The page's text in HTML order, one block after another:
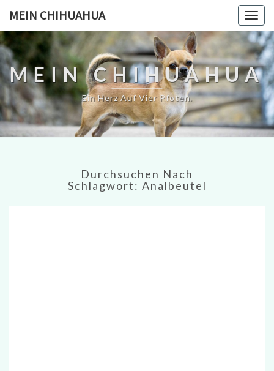
MEIN CHIHUAHUA
MEIN CHIHUAHUA
Ein Herz Auf Vier Pfoten.
Durchsuchen Nach
Schlagwort: Analbeutel